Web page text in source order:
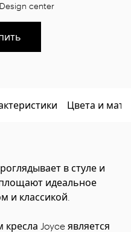
Design center
Цвета и
в стуле и
идеальное
и классикой.
Joyce является